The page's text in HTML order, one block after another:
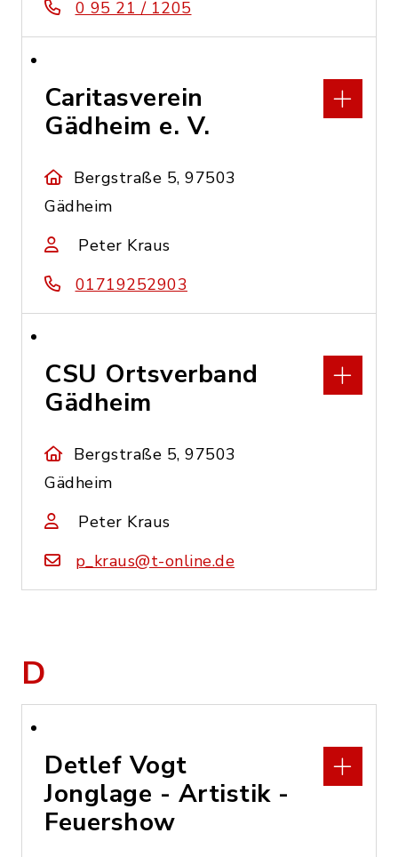
0 95 21 / 1205
Caritasverein
Gädheim e. V.
Bergstraße 5, 97503
Gädheim
Peter Kraus
01719252903
CSU Ortsverband
Gädheim
Bergstraße 5, 97503
Gädheim
Peter Kraus
p_kraus@t-online.de
D
Detlef Vogt
Jonglage - Artistik -
Feuershow